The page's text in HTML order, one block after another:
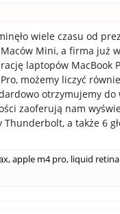
wiele czasu od
Mini, a firma już
laptopów MacBook
możemy liczyć
otrzymujemy
zaoferują nam
Thunderbolt, a także 6
,apple m4 pro, liquid